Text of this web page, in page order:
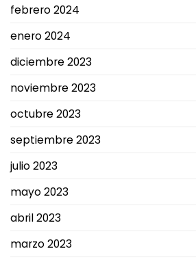
febrero 2024
enero 2024
diciembre 2023
noviembre 2023
octubre 2023
septiembre 2023
julio 2023
mayo 2023
abril 2023
marzo 2023